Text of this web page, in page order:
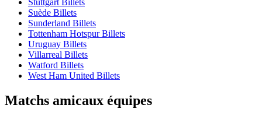
Suède Billets
Sunderland Billets
Tottenham Hotspur Billets
Uruguay Billets
Villarreal Billets
Watford Billets
West Ham United Billets
Matchs amicaux équipes